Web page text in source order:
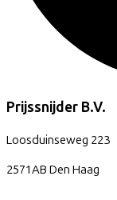
Prijssnijder B.V.
Loosduinseweg 223
2571AB Den Haag